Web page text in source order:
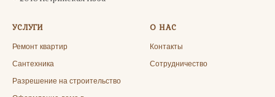
УСЛУГИ
Ремонт квартир
Сантехника
Разрешение на строительство
О НАС
Контакты
Сотрудничество